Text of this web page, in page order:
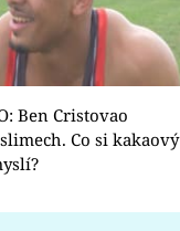
Ben Cristovao
Co si kakaový